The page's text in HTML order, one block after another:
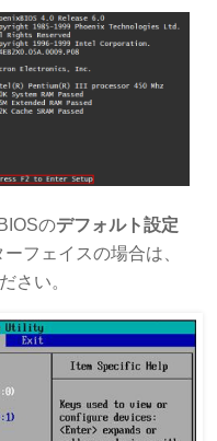
のデフォルト設定
フェイスの場合は、
さい。